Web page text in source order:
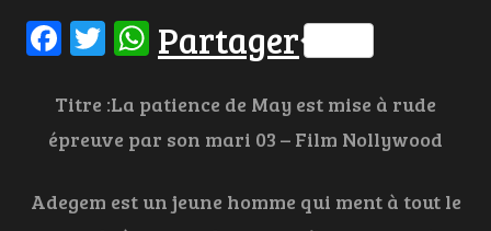
Facebook
Twitter
WhatsApp
Partager
Titre :La patience de May est mise à rude
épreuve par son mari 03 – Film Nollywood
Adegem est un jeune homme qui ment à tout le